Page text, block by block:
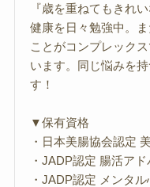
『歳を重ねてもきれ
健康を日々勉強中。
ことがコンプレック
います。同じ悩みを
す！
▼保有資格
・日本美腸協会認定
・JADP認定 腸活ア
・JADP認定 メンタ